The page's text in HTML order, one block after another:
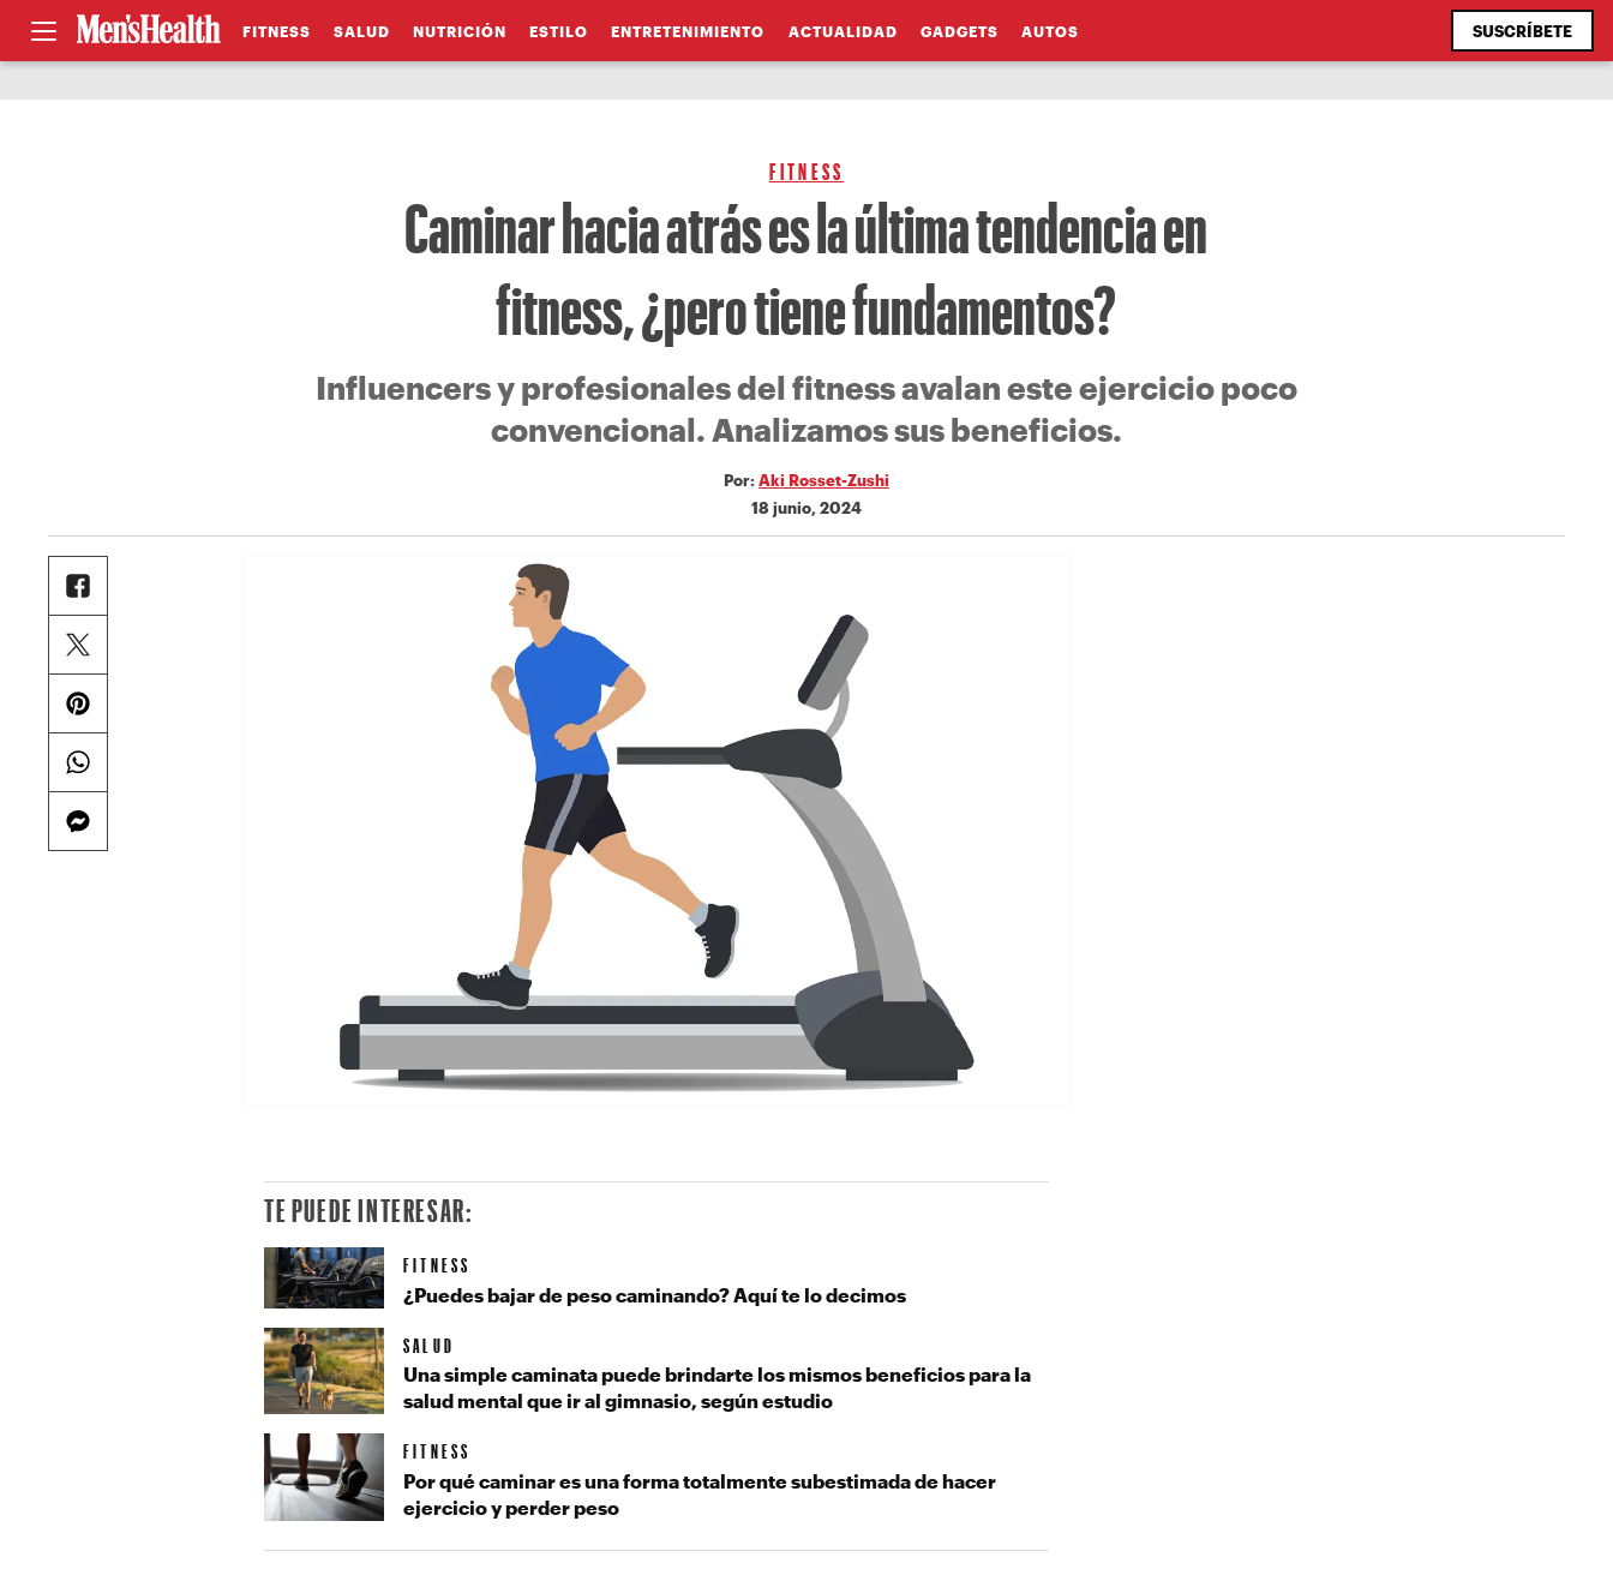
FITNESS SALUD NUTRICIÓN ESTILO ENTRETENIMIENTO ACTUALIDAD GADGETS AUTOS SUSCRÍBETE
FITNESS
Caminar hacia atrás es la última tendencia en
fitness, ¿pero tiene fundamentos?
Influencers y profesionales del fitness avalan este ejercicio poco
convencional. Analizamos sus beneficios.
Por: Aki Rosset-Zushi
18 junio, 2024
TE PUEDE INTERESAR:
FITNESS
¿Puedes bajar de peso caminando? Aquí te lo decimos
SALUD
Una simple caminata puede brindarte los mismos beneficios para la
salud mental que ir al gimnasio, según estudio
FITNESS
Por qué caminar es una forma totalmente subestimada de hacer
ejercicio y perder peso